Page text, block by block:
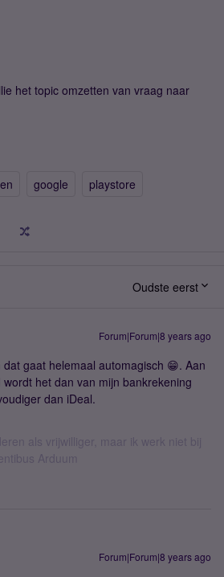
het topic omzetten van vraag naar
google playstore
Oudste eerst
Forum|Forum|8 years ago
gaat helemaal automagisch 😁. Aan
het dan van mijn bankrekening
dan iDeal.
als vrijwilliger, maar ik werk niet bij
Arduum
Forum|Forum|8 years ago